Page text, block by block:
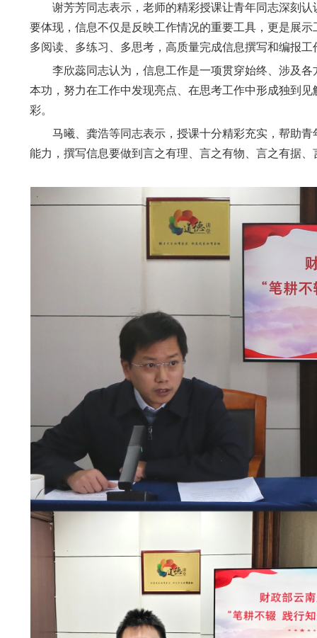
谢芳芳同志表示，老师的精彩授课让青年同志深刻认
要体现，信息不仅是反映工作情况的重要工具，更是展
多阅读、多练习、多思考，高质量完成信息撰写和编报工
李欣蕊同志认为，信息工作是一项贯穿始终、涉及各
本功，努力在工作中发现亮点、在思考工作中形成独到
彩。
马曦、龚浩等同志表示，授课十分精彩充实，帮助青
能力，撰写信息要做到言之有理、言之有物、言之有据